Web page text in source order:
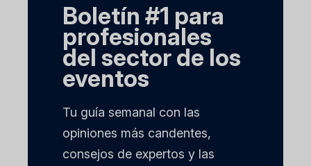
Boletín #1 para
profesionales
del sector de los
eventos
Tu guía semanal con las
opiniones más candentes,
consejos de expertos y las